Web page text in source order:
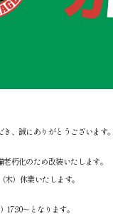
、誠にありがとうございます。
朽化のため改装いたします。
）休業いたします。
17:30～となります。